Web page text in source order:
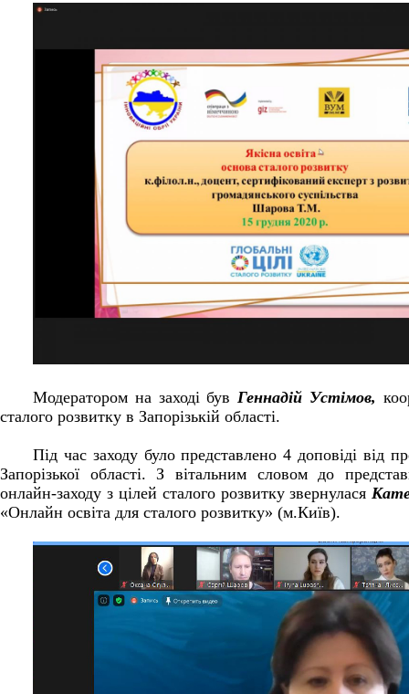
Модератором на заході був Геннадій Устімов,
сталого розвитку в Запорізькій області.
Під час заходу було представлено 4 доповіді від
Запорізької області. З вітальним словом до
онлайн-заходу з цілей сталого розвитку звернулася
«Онлайн освіта для сталого розвитку» (м.Київ).